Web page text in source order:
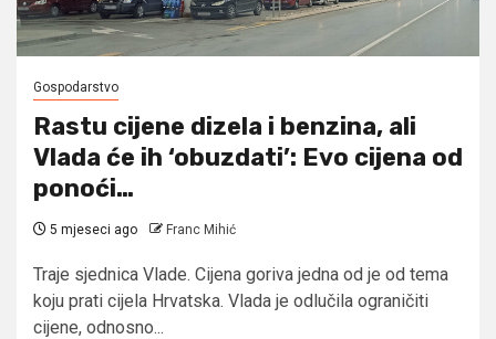
Gospodarstvo
Rastu cijene dizela i benzina, ali
Vlada će ih ‘obuzdati’: Evo cijena od
ponoći…
5 mjeseci ago Franc Mihić
Traje sjednica Vlade. Cijena goriva jedna od je od tema
koju prati cijela Hrvatska. Vlada je odlučila ograničiti
cijene, odnosno...